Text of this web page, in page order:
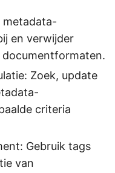
metadata-
en verwijder
Zoek, update
criteria
Gebruik tags
van